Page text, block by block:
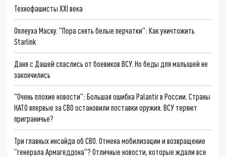
Технофашисты XXI века
Оплеуха Маску. "Пора снять белые перчатки": Как уничтожить
Starlink
Даня с Дашей спаслись от боевиков ВСУ. Но беды для малышей не
закончились
"Очень плохие новости": Большая ошибка Palantir в России. Страны
НАТО впервые за СВО остановили поставки оружия. ВСУ теряют
приграничье?
Три главных инсайда об СВО. Отмена мобилизации и возвращение
"генерала Армагеддона"? Отличные новости, которые ждали все